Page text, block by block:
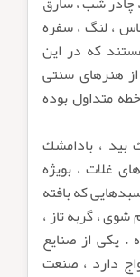
، لنگ ، سفره
كه در اين
هنرهاى سنتى
متداول بوده
بيد ، بادامشك
غلات ، بويژه
كه بافته
، گربه تاز ،
. يكى از صنايع
دارد ، صنعت